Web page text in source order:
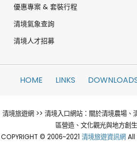
優惠專案 & 套裝行程
清境氣象查詢
清境人才招募
HOME LINKS
清境旅遊網 >> 清境入口網站：關於清境農場、
區營造、文化觀光與地方創
COPYRIGHT © 2006~2021 清境旅遊資訊網 All